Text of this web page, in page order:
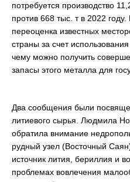
потребуется производство
против 668 тыс. т в 2022
переоценка известных
страны за счет
чему можно получить
запасы этого металла для
Два сообщения были
литиевого сырья. Людмила
обратила внимание
рудный узел (Восточный
источник лития, бериллия и
проблемах вовлечения